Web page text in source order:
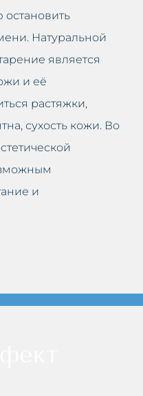
Натуральной
является
и её
растяжки,
сухость кожи. Во
и